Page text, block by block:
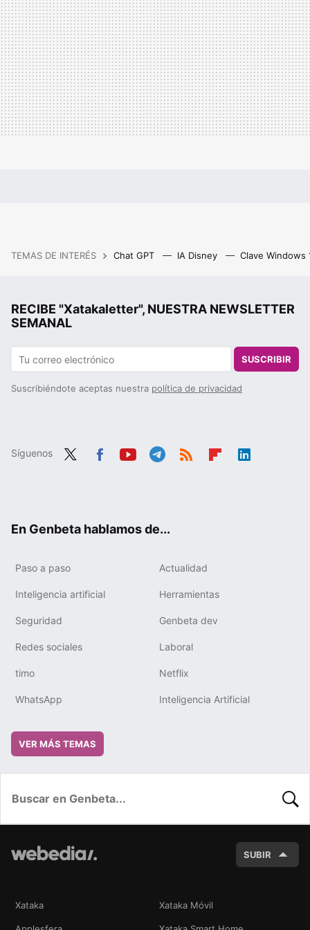
TEMAS DE INTERÉS Chat GPT IA Disney Clave Windows
RECIBE "Xatakaletter", NUESTRA NEWSLETTER
SEMANAL
SUSCRIBIR
Suscribiéndote aceptas nuestra política de privacidad
Síguenos
En Genbeta hablamos de...
Paso a paso Actualidad
Inteligencia artificial Herramientas
Seguridad Genbeta dev
Redes sociales Laboral
timo Netflix
WhatsApp Inteligencia Artificial
VER MÁS TEMAS
SUBIR
Xataka Xataka Móvil